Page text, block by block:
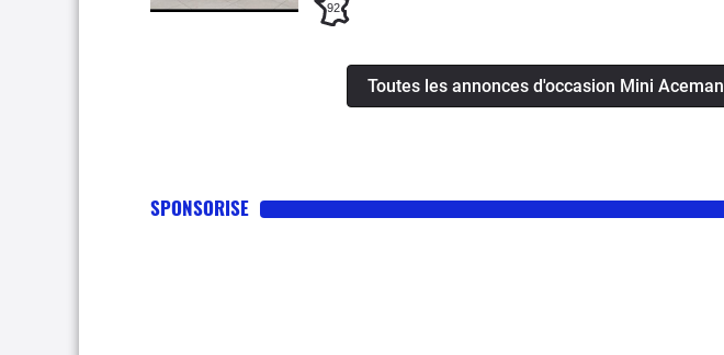
92
Toutes les annonces d'occasion Mini Aceman
SPONSORISE